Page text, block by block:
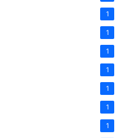
1
1
1
1
1
1
1